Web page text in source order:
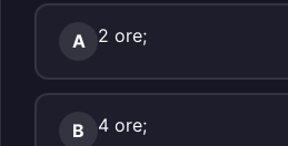
A 2 ore;
B 4 ore;